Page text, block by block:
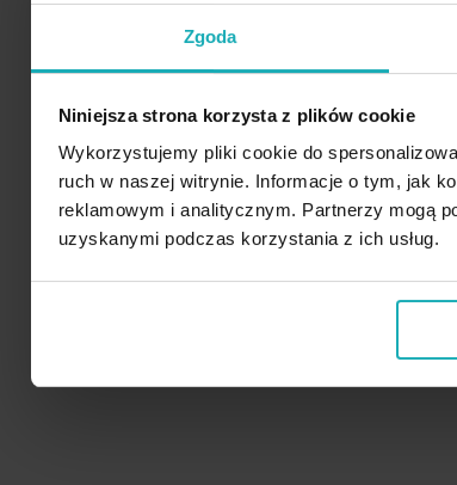
Zgoda
Niniejsza strona korzysta z plików cookie
Wykorzystujemy pliki cookie do
ruch w naszej witrynie. Informacje o tym, jak
reklamowym i analitycznym. Partnerzy mogą
uzyskanymi podczas korzystania z ich usług.